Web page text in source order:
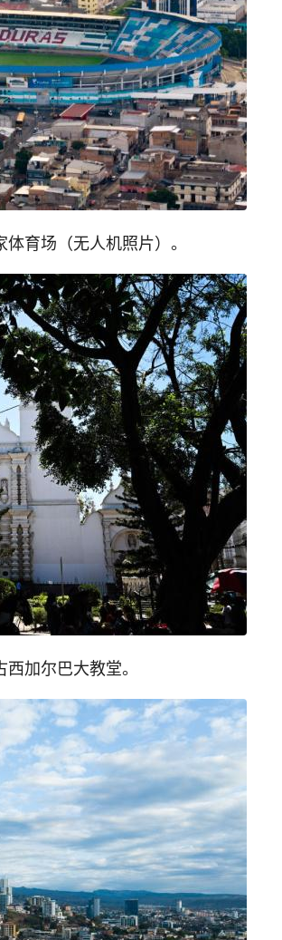
育场（无人机照片）。
加尔巴大教堂。